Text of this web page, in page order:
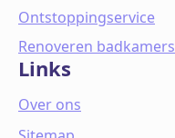
Ontstoppingservice
Renoveren badkamers
Links
Over ons